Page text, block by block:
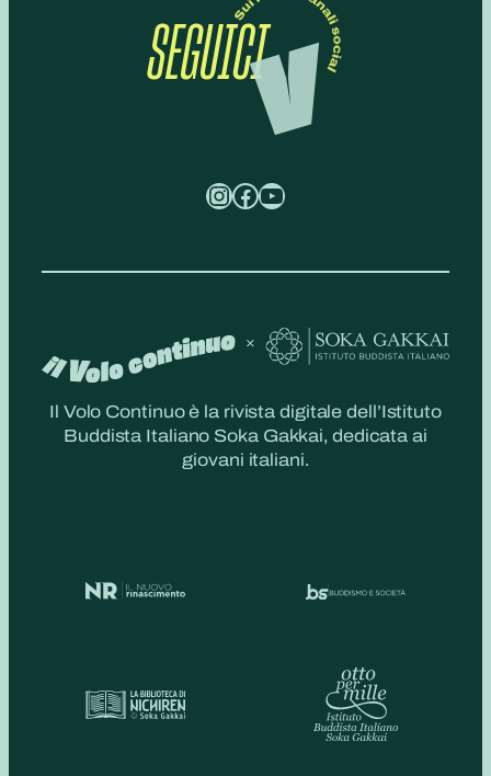
SEGUICI
InstagramFacebook YouTube
Il Volo Continuo è la rivista digitale dell’Istituto
Buddista Italiano Soka Gakkai, dedicata ai
giovani italiani.